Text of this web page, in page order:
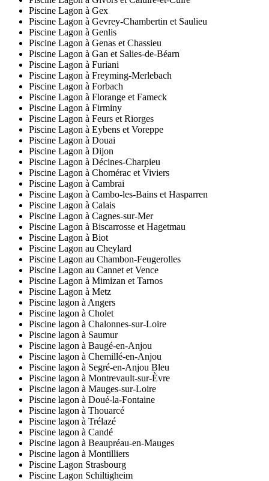
Piscine Lagon à Gex
Piscine Lagon à Gevrey-Chambertin et Saulieu
Piscine Lagon à Genlis
Piscine Lagon à Genas et Chassieu
Piscine Lagon à Gan et Salies-de-Béarn
Piscine Lagon à Furiani
Piscine Lagon à Freyming-Merlebach
Piscine Lagon à Forbach
Piscine Lagon à Florange et Fameck
Piscine Lagon à Firminy
Piscine Lagon à Feurs et Riorges
Piscine Lagon à Eybens et Voreppe
Piscine Lagon à Douai
Piscine Lagon à Dijon
Piscine Lagon à Décines-Charpieu
Piscine Lagon à Chomérac et Viviers
Piscine Lagon à Cambrai
Piscine Lagon à Cambo-les-Bains et Hasparren
Piscine Lagon à Calais
Piscine Lagon à Cagnes-sur-Mer
Piscine Lagon à Biscarrosse et Hagetmau
Piscine Lagon à Biot
Piscine Lagon au Cheylard
Piscine Lagon au Chambon-Feugerolles
Piscine Lagon au Cannet et Vence
Piscine Lagon à Mimizan et Tarnos
Piscine Lagon à Metz
Piscine lagon à Angers
Piscine lagon à Cholet
Piscine lagon à Chalonnes-sur-Loire
Piscine lagon à Saumur
Piscine lagon à Baugé-en-Anjou
Piscine lagon à Chemillé-en-Anjou
Piscine lagon à Segré-en-Anjou Bleu
Piscine lagon à Montrevault-sur-Èvre
Piscine lagon à Mauges-sur-Loire
Piscine lagon à Doué-la-Fontaine
Piscine lagon à Thouarcé
Piscine lagon à Trélazé
Piscine lagon à Candé
Piscine lagon à Beaupréau-en-Mauges
Piscine lagon à Montilliers
Piscine Lagon Strasbourg
Piscine Lagon Schiltigheim